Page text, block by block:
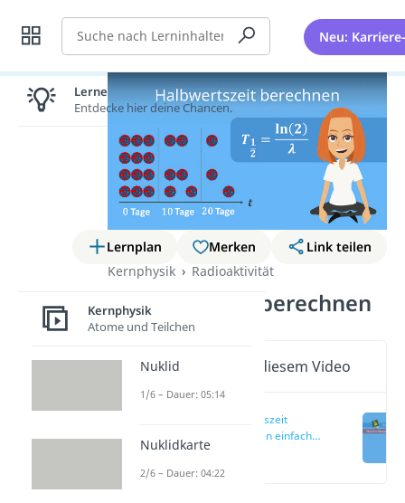
Suche Neu:
Lernplan Merken
Link teilen
Kernphysik
Radioaktivität
Halbwertszeit berechnen
Wichtige Inhalte in diesem Video
Halbwertszeit
berechnen einfach
Lernen lohnt sich!
Entdecke hier deine Chancen.
Kernphysik
Atome und Teilchen
Nuklid
1/6 – Dauer: 05:14
Nuklidkarte
2/6 – Dauer: 04:22